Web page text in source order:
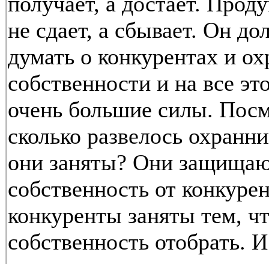
не сдает, а сбывает. Он
думать о конкурентах и
собственности и на все
очень большие силы.
сколько развелось
они заняты? Они
собственность от
конкуренты заняты тем,
собственность отобрать.